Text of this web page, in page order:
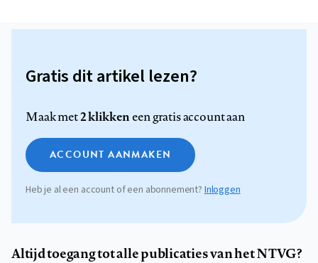
Gratis dit artikel lezen?
Maak met2 klikkeneen gratis account aan
ACCOUNT AANMAKEN
Heb je al een account of een abonnement? Inloggen
Altijd toegang tot alle publicaties van het NTVG?